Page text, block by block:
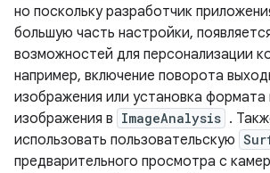
но поскольку разработчик
большую часть настройки,
возможностей для персонализации
например, включение поворота
изображения или установка формата
изображения в ImageAnalysis .
использовать пользовательскую
предварительного просмотра с